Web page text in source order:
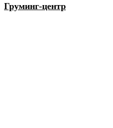
Груминг-центр